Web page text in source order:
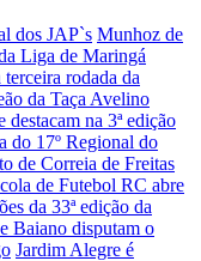
dos JAP`s Munhoz de
Liga de Maringá
rodada da
da Taça Avelino
destacam na 3ª edição
do 17º Regional do
de Correia de Freitas
de Futebol RC abre
da 33ª edição da
Baiano disputam o
Jardim Alegre é